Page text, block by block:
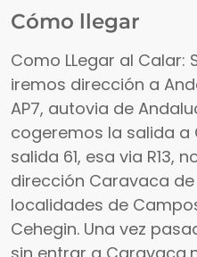
Cómo llegar
Como LLegar al Calar:
iremos dirección a
AP7, autovia de
cogeremos la salida a
salida 61, esa via R13,
dirección Caravaca
localidades de
Cehegin. Una vez